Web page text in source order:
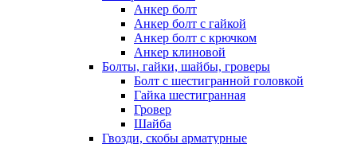
Анкер болт
Анкер болт с гайкой
Анкер болт с крючком
Анкер клиновой
Болты, гайки, шайбы, гроверы
Болт c шестигранной головкой
Гайка шестигранная
Гровер
Шайба
Гвозди, скобы арматурные